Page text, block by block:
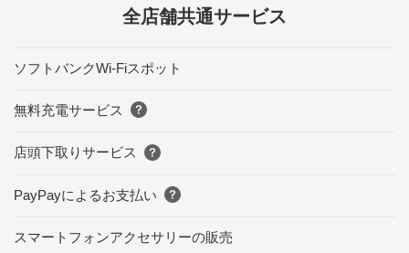
全店舗共通サービス
ソフトバンクWi-Fiスポット
無料充電サービス
店頭下取りサービス
PayPayによるお支払い
スマートフォンアクセサリーの販売